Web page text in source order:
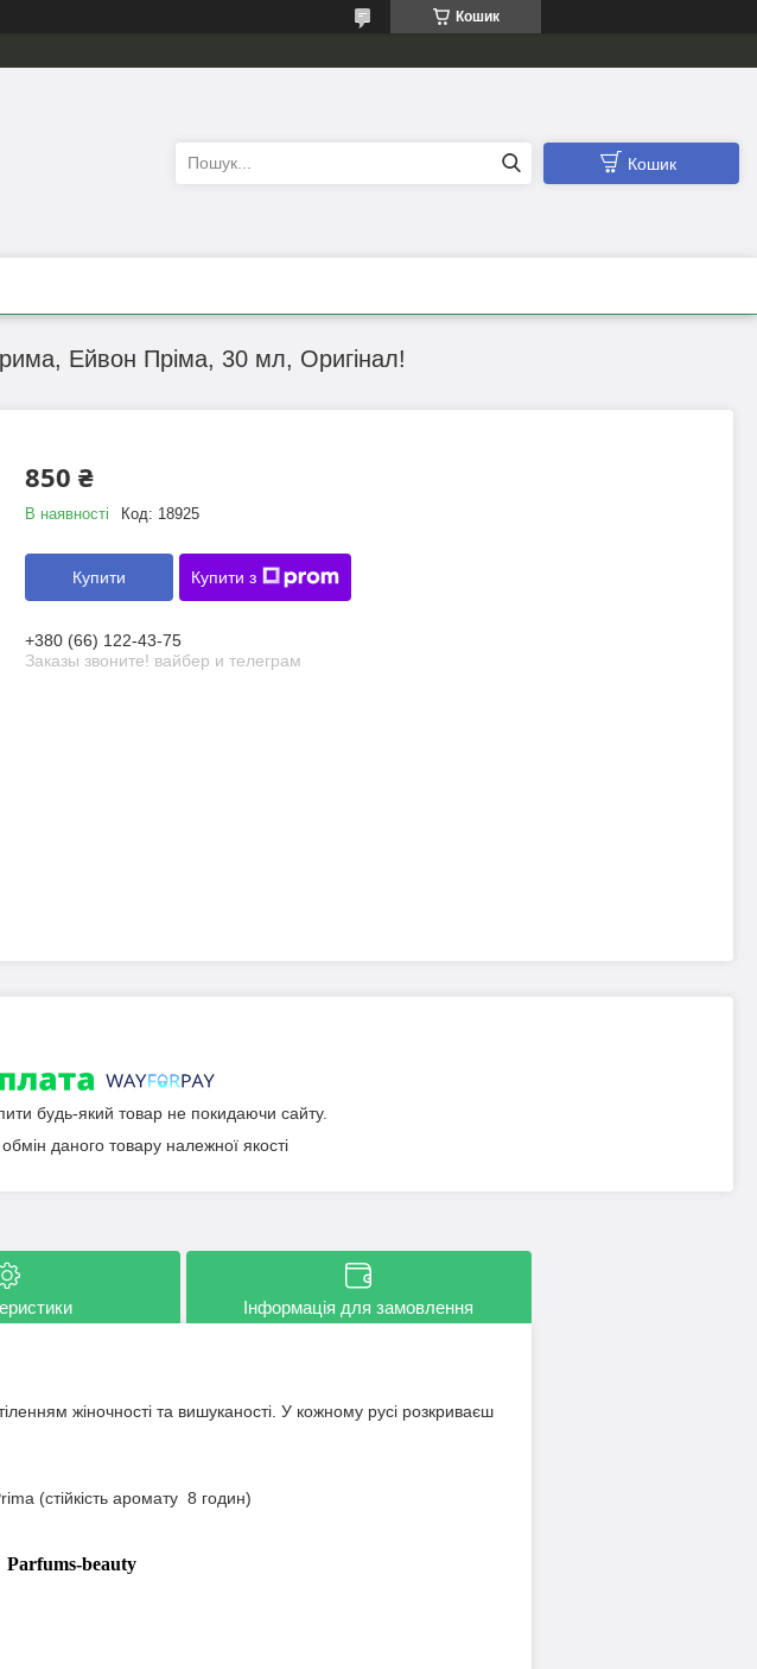
Кошик
Кошик
Ейвон Пріма, 30 мл, Оригінал!
850 ₴
В наявності Код: 18925
Купити Купити з
+380 (66) 122-43-75
Заказы звоните! вайбер и телеграм
будь-який товар не покидаючи сайту.
даного товару належної якості
Інформація для замовлення
жіночності та вишуканості. У кожному русі розкриваєш
(стійкість аромату 8 годин)
Parfums-beauty